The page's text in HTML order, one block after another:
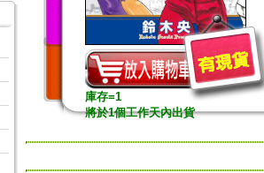
庫存=1
將於1個工作天內出貨